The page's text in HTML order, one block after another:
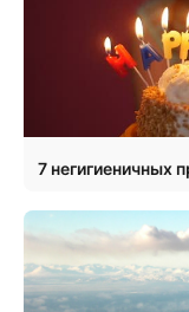
7 негигиеничных